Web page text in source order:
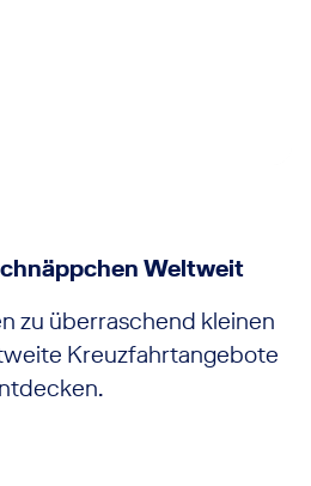
Weltweit
zu überraschend kleinen
Kreuzfahrtangebote